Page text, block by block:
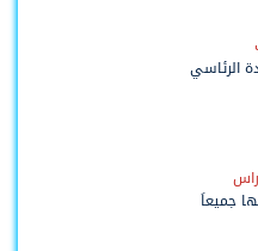
الرئاسي
جميعاً